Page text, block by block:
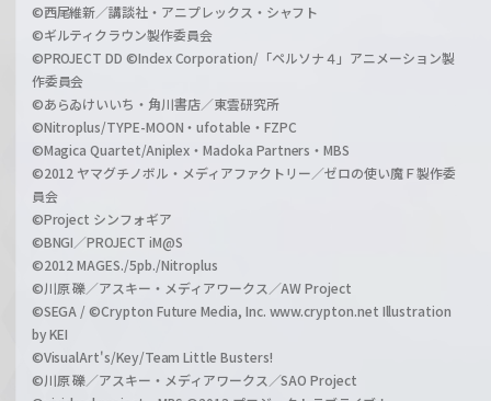
©西尾維新／講談社・アニプレックス・シャフト
©ギルティクラウン製作委員会
©PROJECT DD ©Index Corporation/「ペルソナ４」アニメーション製
作委員会
©あらゐけいいち・角川書店／東雲研究所
©Nitroplus/TYPE-MOON・ufotable・FZPC
©Magica Quartet/Aniplex・Madoka Partners・MBS
©2012 ヤマグチノボル・メディアファクトリー／ゼロの使い魔Ｆ製作委
員会
©Project シンフォギア
©BNGI／PROJECT iM@S
©2012 MAGES./5pb./Nitroplus
©川原 礫／アスキー・メディアワークス／AW Project
©SEGA / ©Crypton Future Media, Inc. www.crypton.net Illustration
by KEI
©VisualArt's/Key/Team Little Busters!
©川原 礫／アスキー・メディアワークス／SAO Project